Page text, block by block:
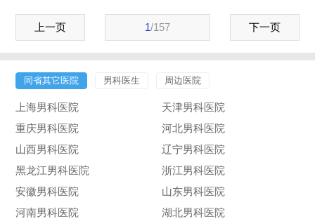
上一页 1/157 下一页
同省其它医院 男科医生 周边医院
上海男科医院
天津男科医院
重庆男科医院
河北男科医院
山西男科医院
辽宁男科医院
黑龙江男科医院
浙江男科医院
安徽男科医院
山东男科医院
河南男科医院
湖北男科医院